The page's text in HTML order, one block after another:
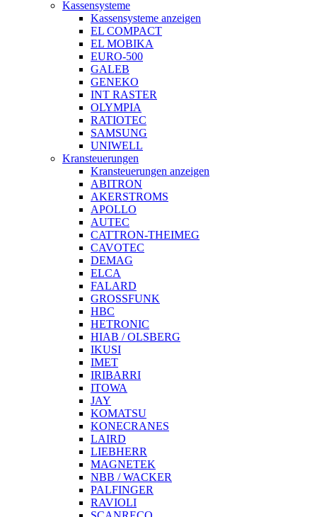
Kassensysteme
Kassensysteme anzeigen
EL COMPACT
EL MOBIKA
EURO-500
GALEB
GENEKO
INT RASTER
OLYMPIA
RATIOTEC
SAMSUNG
UNIWELL
Kransteuerungen
Kransteuerungen anzeigen
ABITRON
AKERSTROMS
APOLLO
AUTEC
CATTRON-THEIMEG
CAVOTEC
DEMAG
ELCA
FALARD
GROSSFUNK
HBC
HETRONIC
HIAB / OLSBERG
IKUSI
IMET
IRIBARRI
ITOWA
JAY
KOMATSU
KONECRANES
LAIRD
LIEBHERR
MAGNETEK
NBB / WACKER
PALFINGER
RAVIOLI